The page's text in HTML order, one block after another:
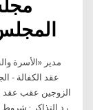
مدير «الأسرة
رد التذاكر ·